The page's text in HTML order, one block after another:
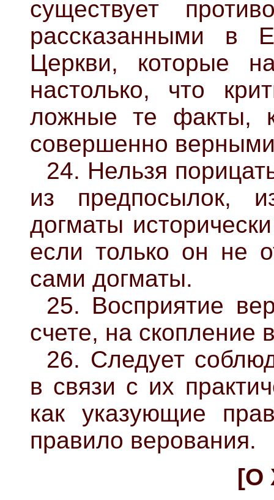
существует
рассказанными в
Церкви, которые
настолько, что
ложные те факты,
совершенно
24. Нельзя
из предпосылок,
догматы
если только он не
сами догматы.
25. Восприятие
счете, на скопление
26. Следует
в связи с их
как указующие
правило верования.
[О